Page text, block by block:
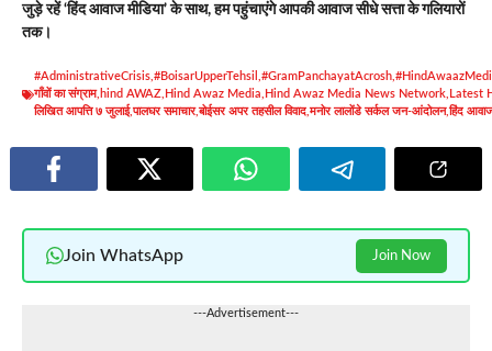
जुड़े रहें ‘हिंद आवाज मीडिया’ के साथ, हम पहुंचाएंगे आपकी आवाज सीधे सत्ता के गलियारों
तक।
#AdministrativeCrisis #BoisarUpperTehsil #GramPanchayatAcrosh
गाँवों का संग्राम, hind AWAZ Hind Awaz Media Hind Awaz Media News Network Latest
लिखित आपत्ति ७ जुलाई,पालघर समाचार,बोईसर अपर तहसील विवाद,मनोर लालोंडे सर्कल जन-आंदोलन,हिंद
Join WhatsApp Join Now
---Advertisement---